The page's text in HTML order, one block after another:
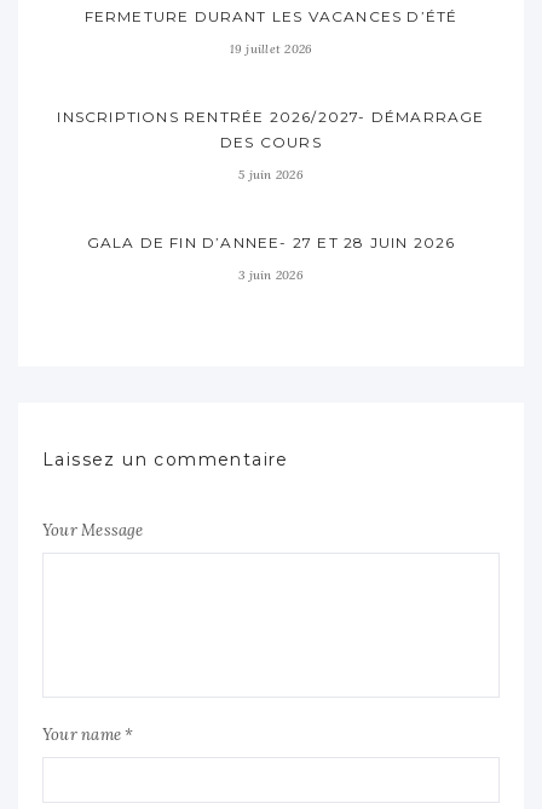
FERMETURE DURANT LES VACANCES D’ÉTÉ
19 juillet 2026
INSCRIPTIONS RENTRÉE 2026/2027- DÉMARRAGE
DES COURS
5 juin 2026
GALA DE FIN D’ANNEE- 27 ET 28 JUIN 2026
3 juin 2026
Laissez un commentaire
Your Message
Your name *